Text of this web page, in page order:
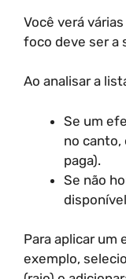
Você verá
foco deve ser a
Ao analisar a
Se um
no canto,
paga).
Se não
Para aplicar um
exemplo,